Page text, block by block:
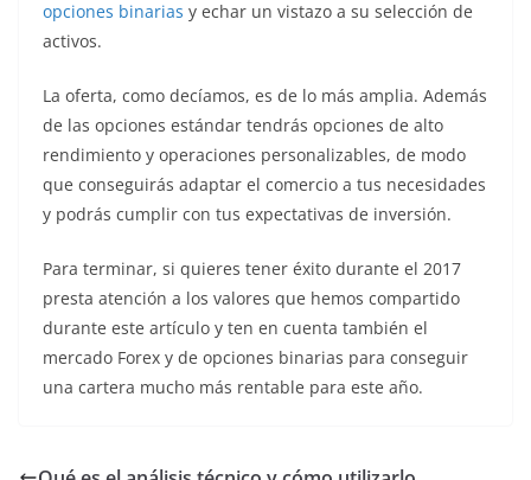
opciones binarias y echar un vistazo a su selección de
activos.
La oferta, como decíamos, es de lo más amplia. Además
de las opciones estándar tendrás opciones de alto
rendimiento y operaciones personalizables, de modo
que conseguirás adaptar el comercio a tus necesidades
y podrás cumplir con tus expectativas de inversión.
Para terminar, si quieres tener éxito durante el 2017
presta atención a los valores que hemos compartido
durante este artículo y ten en cuenta también el
mercado Forex y de opciones binarias para conseguir
una cartera mucho más rentable para este año.